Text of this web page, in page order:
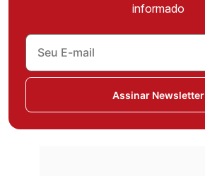
informado
Assinar Newsletter